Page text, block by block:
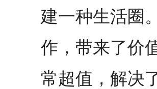
建一种生活圈
作，带来了价
常超值，解决